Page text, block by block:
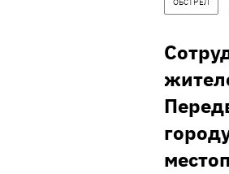
ОБСТРЕЛ